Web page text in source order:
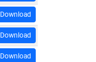
Download
Download
Download